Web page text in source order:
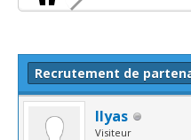
Recrutement de
Ilyas
Visiteur